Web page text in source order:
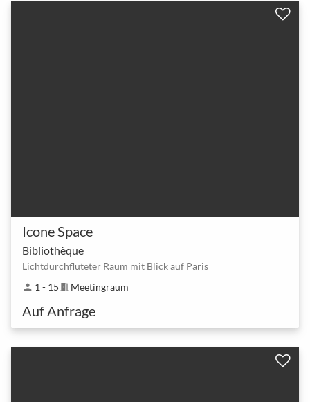
Icone Space
Bibliothèque
Lichtdurchfluteter Raum mit Blick auf Paris
person 1 - 15 meeting_room Meetingraum
Auf Anfrage